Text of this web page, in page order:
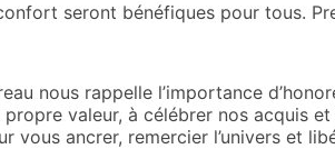
seront bénéfiques pour tous.
nous rappelle l’importance
valeur, à célébrer nos acquis
ancrer, remercier l’univers et